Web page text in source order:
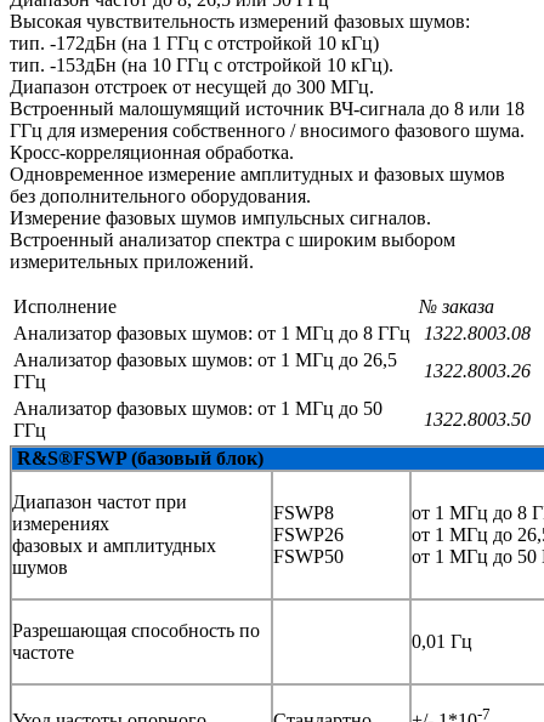
Высокая чувствительность измерений фазовых шумов:
тип. -172дБн (на 1 ГГц с отстройкой 10 кГц)
тип. -153дБн (на 10 ГГц с отстройкой 10 кГц).
Диапазон отстроек от несущей до 300 МГц.
Встроенный малошумящий источник ВЧ-сигнала до 8 или 18
ГГц для измерения собственного / вносимого фазового шума.
Кросс-корреляционная обработка.
Одновременное измерение амплитудных и фазовых шумов
без дополнительного оборудования.
Измерение фазовых шумов импульсных сигналов.
Встроенный анализатор спектра с широким выбором
измерительных приложений.
Исполнение
№ заказа
Анализатор фазовых шумов: от 1 МГц до 8 ГГц
1322.8003.08
Анализатор фазовых шумов: от 1 МГц до 26,5
ГГц
1322.8003.26
Анализатор фазовых шумов: от 1 МГц до 50
ГГц
1322.8003.50
R&S®FSWP (базовый блок)
Диапазон частот при
измерениях
фазовых и амплитудных
шумов
FSWP8
FSWP26
FSWP50
от 1 МГц до 8
от 1 МГц до
от 1 МГц до 50
Разрешающая способность по
частоте
0,01 Гц
-7